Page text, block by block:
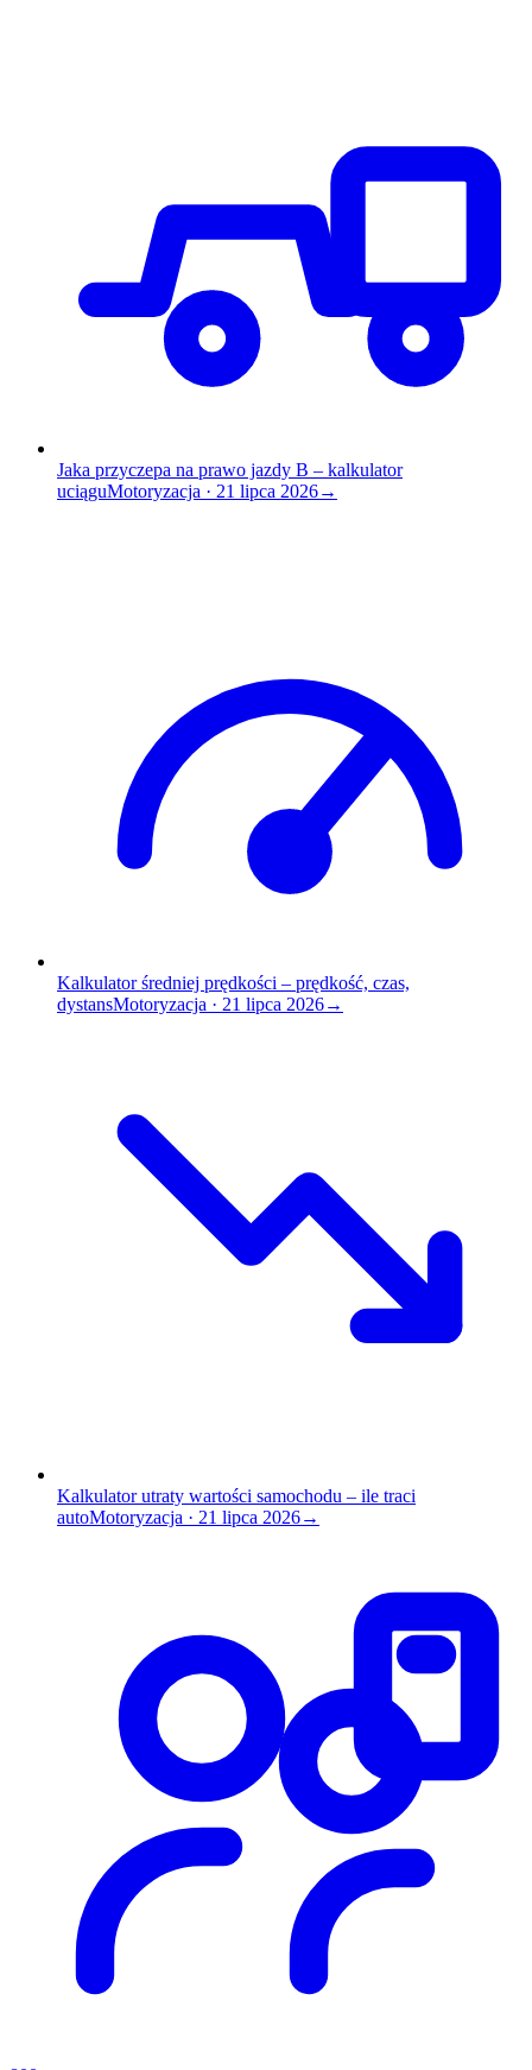
Jaka przyczepa na prawo jazdy B – kalkulator
uciąguMotoryzacja · 21 lipca 2026→
Kalkulator średniej prędkości – prędkość, czas,
dystansMotoryzacja · 21 lipca 2026→
Kalkulator utraty wartości samochodu – ile traci
autoMotoryzacja · 21 lipca 2026→